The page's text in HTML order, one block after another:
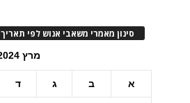
סינון מאמרי משאבי אנוש לפי תאריך
מרץ 2024
א ב ג ד